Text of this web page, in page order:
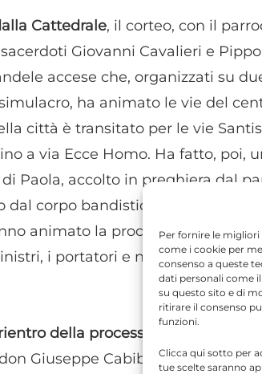
Per fornire le
come i cookie per
consenso a queste
dati personali come
su questo sito e di
ritirare il consenso
funzioni.
Clicca qui sotto per
tue scelte saranno
Cattedrale, il corteo, con il
Giovanni Cavalieri e
accese che, organizzati su
ha animato le vie del
città è transitato per le vie
a via Ecce Homo. Ha fatto, poi,
di Paola, accolto in preghiera dal
dal corpo bandistico San Giorgio,
animato la processione i
i portatori e naturalmente i
della processione,
Giuseppe Cabibbo e animata